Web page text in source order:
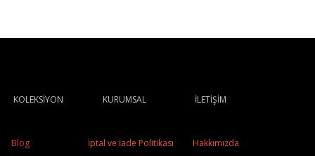
KOLEKSİYON KURUMSAL İLETİŞİM
Blog İptal ve İade Politikası Hakkımızda